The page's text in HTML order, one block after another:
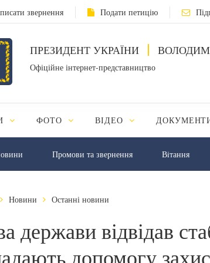
звернення Подати петицію
ПРЕЗИДЕНТ УКРАЇНИ
Офіційне інтернет-представництво
ФОТО ВІДЕО
Промови та звернення Вiтання
Новини Останні новини
держави відвідав
допомогу